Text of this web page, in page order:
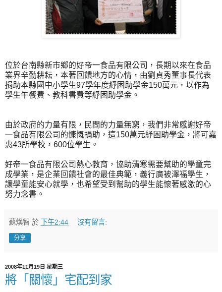
位於台南縣新市鄉的好帝一食品有限公司，長期以來在食品
業界辛勤耕耘，本著回饋地方的心情，由劉貞秀董事長代表
捐助本縣國中小學生97學年度紓困助學金150萬元，以作為
學生午餐費、教科書費等紓困助學金。
由於政府的力量有限，民間的力量無窮，我們非常感謝好帝
一食品有限公司的慷慨捐助，這150萬元紓困助學金，將可嘉
惠43所學校，600位學生。
好帝一食品有限公司熱心教育，協助清寒需要幫助的學童完
成學業，是企業回饋社會的最佳典範，義行廣被澤福學生，
讓學童能安心就學，也希望受到幫助的學生能懷著感激的心
努力念書。
蘇煥智 於 下午2:44 沒有留言:
分享
2008年11月19日 星期三
將「關懷」宅配到家